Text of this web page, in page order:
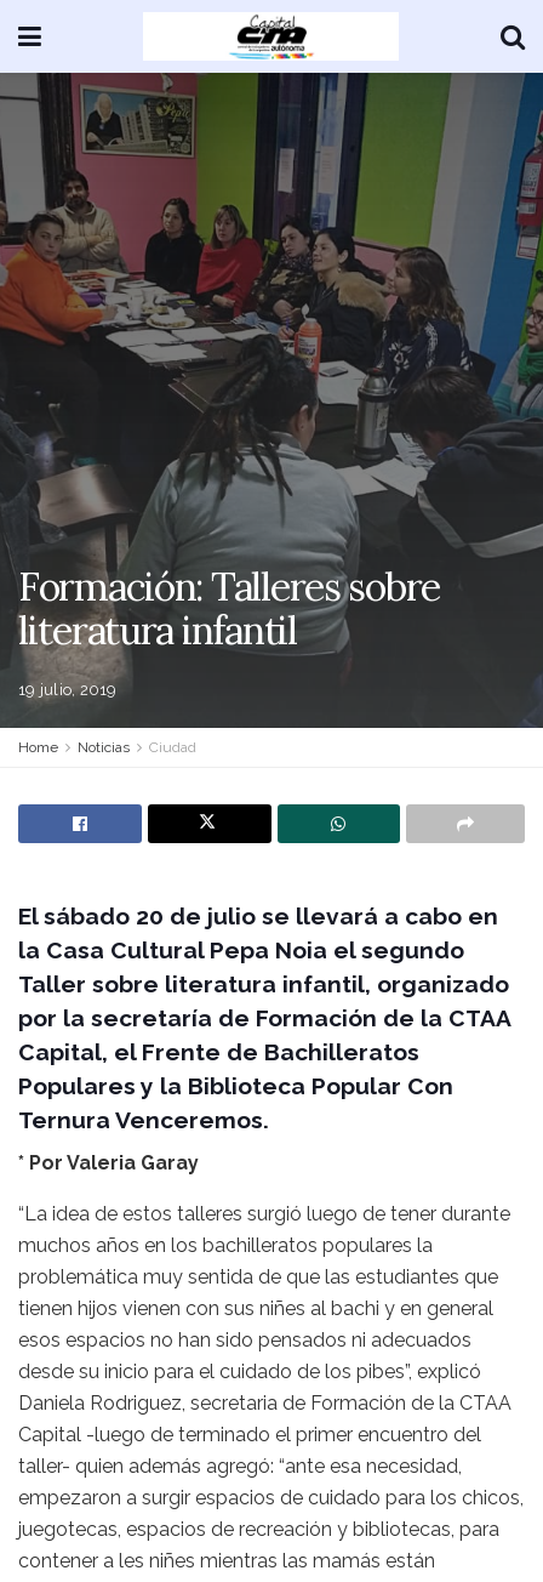
Formación: Talleres sobre
literatura infantil
19 julio, 2019
Home Noticias Ciudad
El sábado 20 de julio se llevará a cabo en
la Casa Cultural Pepa Noia el segundo
Taller sobre literatura infantil, organizado
por la secretaría de Formación de la CTAA
Capital, el Frente de Bachilleratos
Populares y la Biblioteca Popular Con
Ternura Venceremos.
* Por Valeria Garay
“La idea de estos talleres surgió luego de tener durante
muchos años en los bachilleratos populares la
problemática muy sentida de que las estudiantes que
tienen hijos vienen con sus niñes al bachi y en general
esos espacios no han sido pensados ni adecuados
desde su inicio para el cuidado de los pibes”, explicó
Daniela Rodriguez, secretaria de Formación de la CTAA
Capital -luego de terminado el primer encuentro del
taller- quien además agregó: “ante esa necesidad,
empezaron a surgir espacios de cuidado para los chicos,
juegotecas, espacios de recreación y bibliotecas, para
contener a les niñes mientras las mamás están